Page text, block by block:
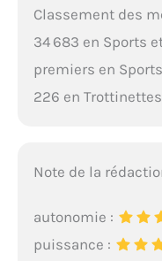
Classement des
34 683 en Sports
premiers en
226 en
Note de la
autonomie :
puissance :